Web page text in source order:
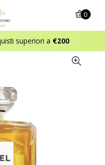
superiori a €200
0